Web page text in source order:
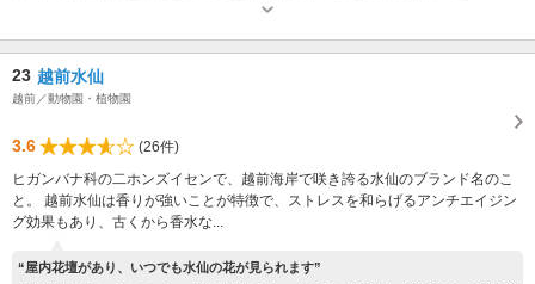
23 越前水仙
越前／動物園・植物園
3.6
(26件)
ヒガンバナ科の二ホンズイセンで、越前海岸で咲き誇る水仙のブランド名のこ
と。 越前水仙は香りが強いことが特徴で、ストレスを和らげるアンチエイジン
グ効果もあり、古くから香水な...
“屋内花壇があり、いつでも水仙の花が見られます”